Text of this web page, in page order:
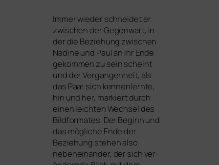
Immer wie­der schnei­det er
zwi­schen der Gegenwart, in
der die Beziehung zwi­schen
Nadine und Paul an ihr Ende
gekom­men zu sein scheint
und der Vergangenheit, als
das Paar sich ken­nen­lern­te,
hin und her, mar­kiert durch
einen leich­ten Wechsel des
Bildformates. Der Beginn und
das mög­li­che Ende der
Beziehung ste­hen also
neben­ein­an­der, der sich ver­